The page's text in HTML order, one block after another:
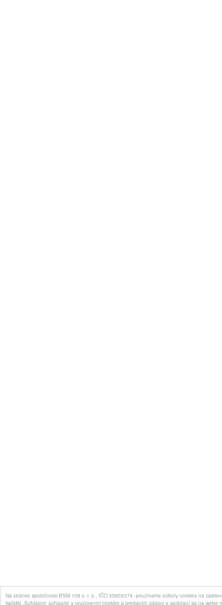
Na stránke spoločnosti BSM 108 s. r. o., IČO 55905374, používame súbory cookies na
tlačidlo „Súhlasím“ súhlasíte s využívaním cookies a predaním údajov o správaní sa na